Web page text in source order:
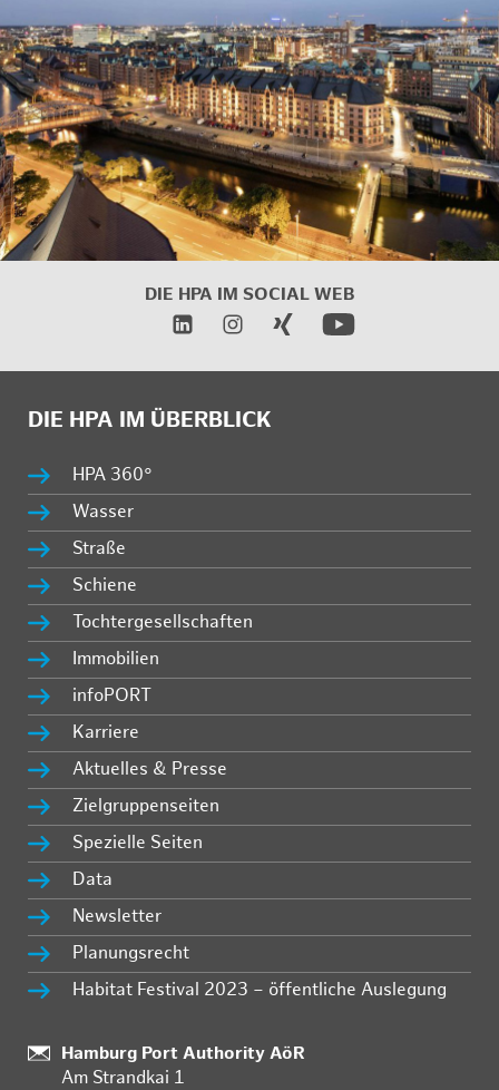
DIE HPA IM SOCIAL WEB
DIE HPA IM ÜBERBLICK
HPA 360°
Wasser
Straße
Schiene
Tochtergesellschaften
Immobilien
infoPORT
Karriere
Aktuelles & Presse
Zielgruppenseiten
Spezielle Seiten
Data
Newsletter
Planungsrecht
Habitat Festival 2023 – öffentliche Auslegung
Standort:
Hamburg Port Authority AöR
Am Strandkai 1